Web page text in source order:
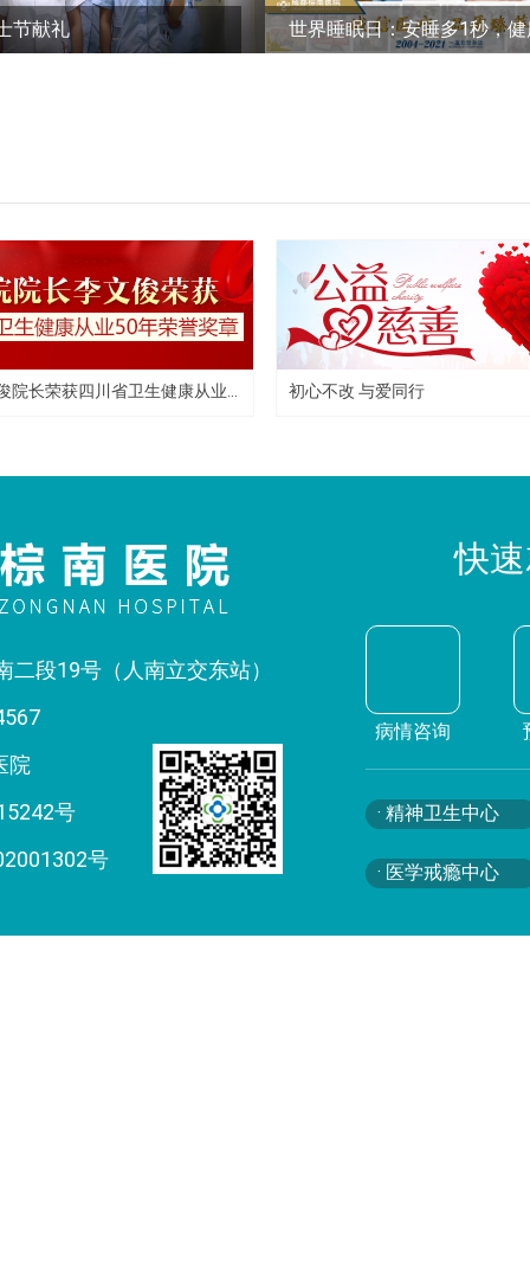
节献礼
院长荣获四川省卫生健康从业... 初心不改 与爱同行
二段19号（人南立交东站）
院
号
号
快
病情咨询
· 精神卫生中心
· 医学戒瘾中心